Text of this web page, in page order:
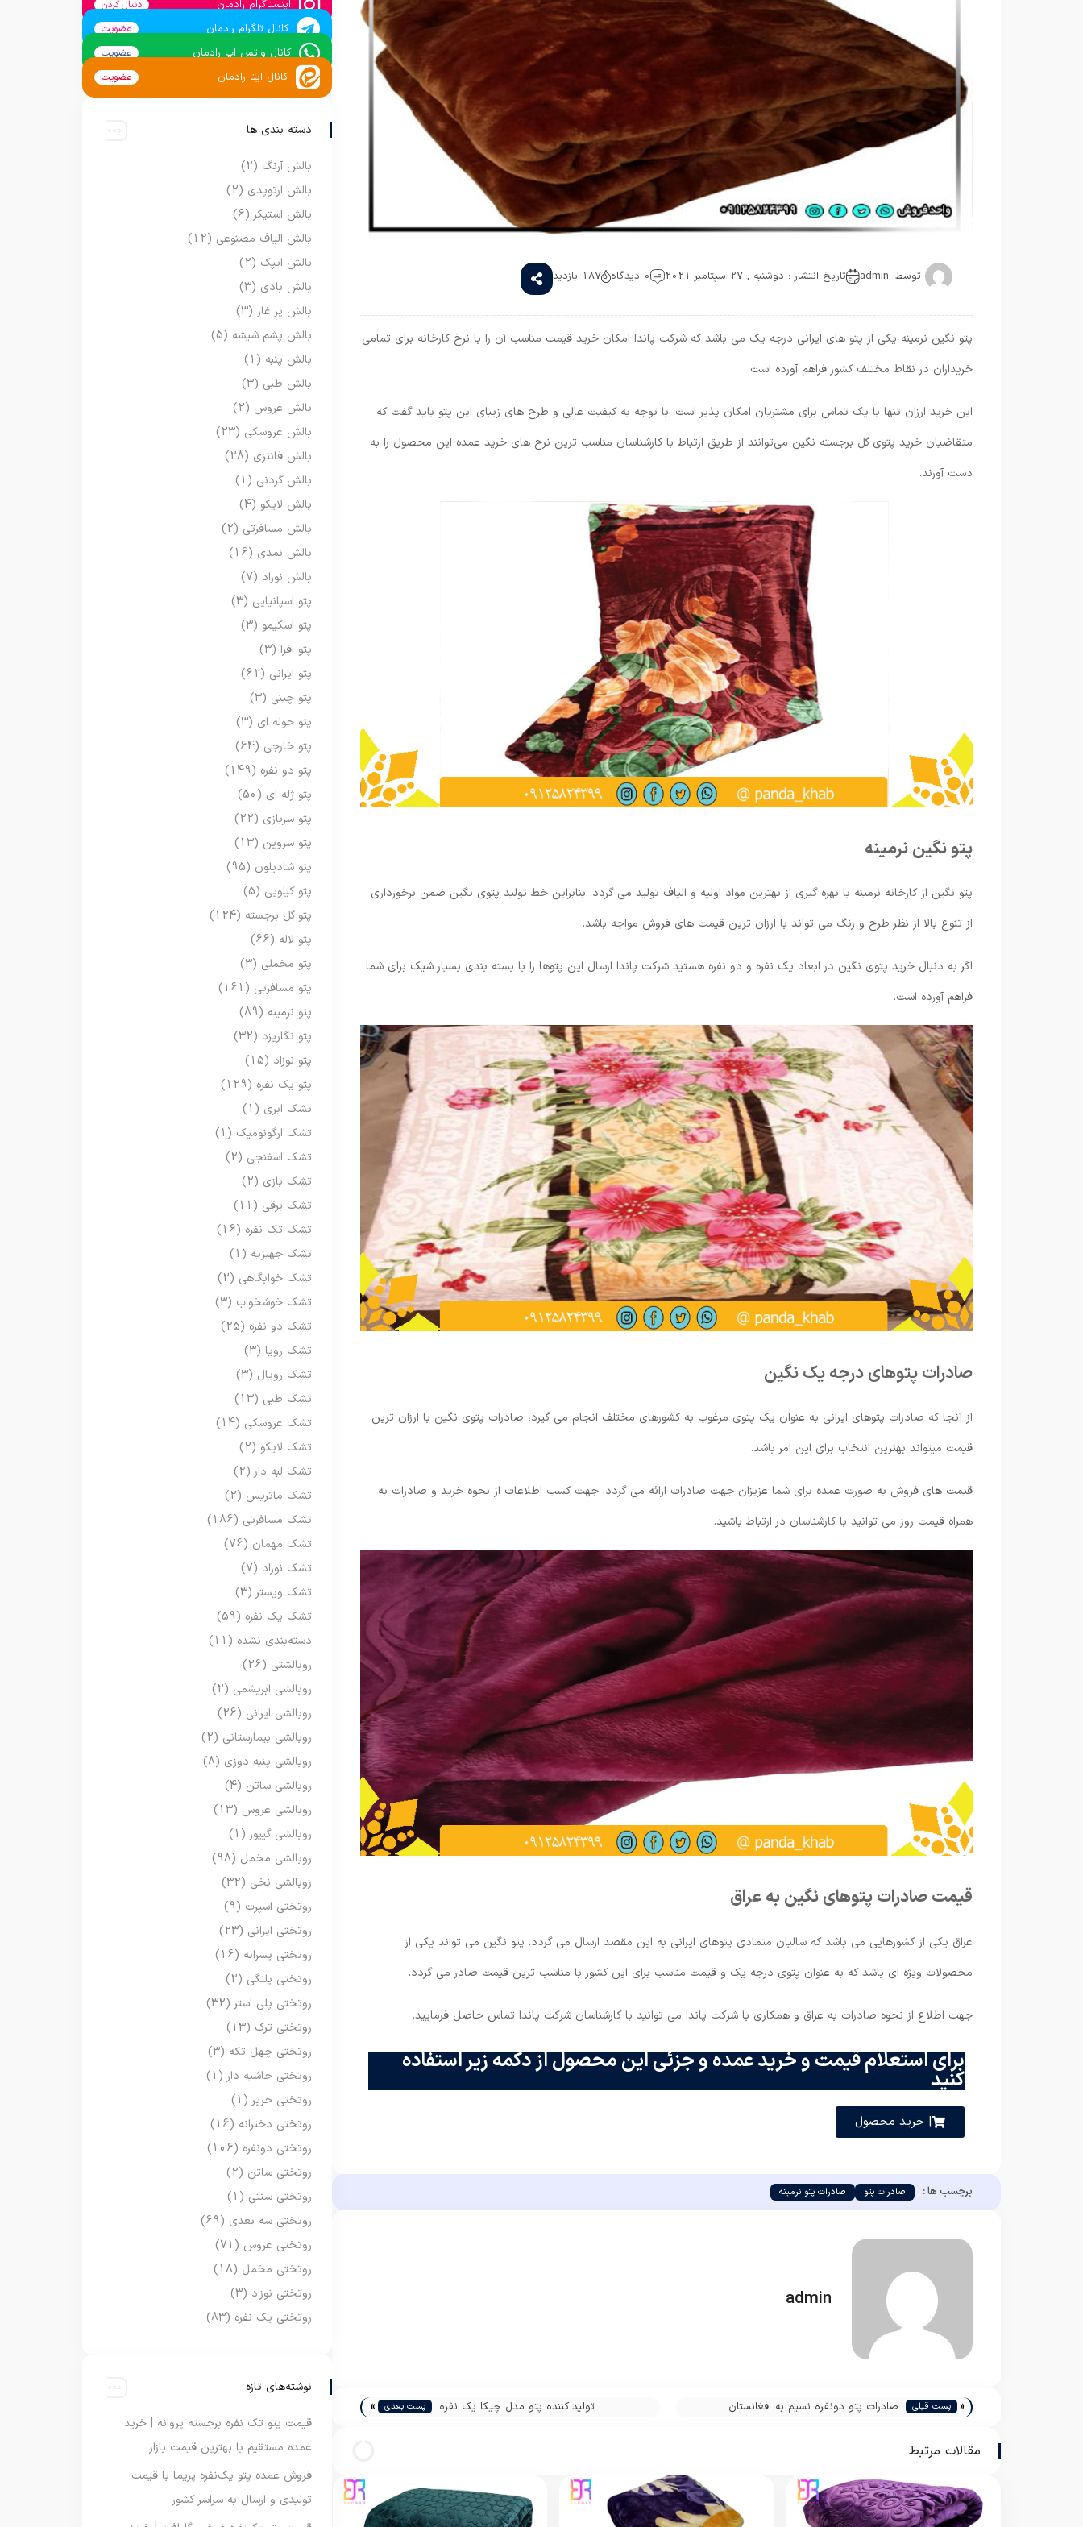
توسط :admin تاریخ انتشار : دوشنبه , 27 سپتامبر 2021 0 دیدگاه 187 بازدید
پتو نگین نرمینه یکی از پتو های ایرانی درجه یک می باشد که شرکت پاندا امکان خرید قیمت مناسب آن را با نرخ کارخانه برای تمامی
خریداران در نقاط مختلف کشور فراهم آورده است.
این خرید ارزان تنها با یک تماس برای مشتریان امکان پذیر است. با توجه به کیفیت عالی و طرح های زیبای این پتو باید گفت که
متقاضیان خرید پتوی گل برجسته نگین می‌توانند از طریق ارتباط با کارشناسان مناسب ترین نرخ های خرید عمده این محصول را به
دست آورند.
پتو نگین نرمینه
پتو نگین از کارخانه نرمینه با بهره گیری از بهترین مواد اولیه و الیاف تولید می گردد. بنابراین خط تولید پتوی نگین ضمن برخورداری
از تنوع بالا از نظر طرح و رنگ می تواند با ارزان ترین قیمت های فروش مواجه باشد.
اگر به دنبال خرید پتوی نگین در ابعاد یک نفره و دو نفره هستید شرکت پاندا ارسال این پتوها را با بسته بندی بسیار شیک برای شما
فراهم آورده است.
صادرات پتوهای درجه یک نگین
از آنجا که صادرات پتوهای ایرانی به عنوان یک پتوی مرغوب به کشورهای مختلف انجام می گیرد، صادرات پتوی نگین با ارزان ترین
قیمت میتواند بهترین انتخاب برای این امر باشد.
قیمت های فروش به صورت عمده برای شما عزیزان جهت صادرات ارائه می گردد. جهت کسب اطلاعات از نحوه خرید و صادرات به
همراه قیمت روز می توانید با کارشناسان در ارتباط باشید.
قیمت صادرات پتوهای نگین به عراق
عراق یکی از کشورهایی می باشد که سالیان متمادی پتوهای ایرانی به این مقصد ارسال می گردد. پتو نگین می تواند یکی از
محصولات ویژه ای باشد که به عنوان پتوی درجه یک و قیمت مناسب برای این کشور با مناسب ترین قیمت صادر می گردد.
جهت اطلاع از نحوه صادرات به عراق و همکاری با شرکت پاندا می توانید با کارشناسان شرکت پاندا تماس حاصل فرمایید.
برای استعلام قیمت و خرید عمده و جزئی این محصول از دکمه زیر استفاده
کنید
| خرید محصول
برچسب ها : صادرات پتو صادرات پتو نرمینه
admin
« پست قبلی صادرات پتو دونفره نسیم به افغانستان تولید کننده پتو مدل چیکا یک نفره پست بعدی »
مقالات مرتبط
اینستاگرام رادمان دنبال کردن
کانال تلگرام رادمان عضویت
کانال واتس اپ رادمان عضویت
کانال ایتا رادمان عضویت
دسته بندی ها
بالش آرنگ (2)
بالش ارتوپدی (2)
بالش استیکر (6)
بالش الیاف مصنوعی (12)
بالش ایپک (2)
بالش بادی (3)
بالش پر غاز (3)
بالش پشم شیشه (5)
بالش پنبه (1)
بالش طبی (3)
بالش عروس (2)
بالش عروسکی (23)
بالش فانتزی (28)
بالش گردنی (1)
بالش لایکو (4)
بالش مسافرتی (2)
بالش نمدی (16)
بالش نوزاد (7)
پتو اسپانیایی (3)
پتو اسکیمو (3)
پتو افرا (3)
پتو ایرانی (61)
پتو چینی (3)
پتو حوله ای (3)
پتو خارجی (64)
پتو دو نفره (149)
پتو ژله ای (50)
پتو سربازی (22)
پتو سروین (13)
پتو شادیلون (95)
پتو کیلویی (5)
پتو گل برجسته (124)
پتو لاله (66)
پتو مخملی (3)
پتو مسافرتی (161)
پتو نرمینه (89)
پتو نگاریزد (32)
پتو نوزاد (15)
پتو یک نفره (129)
تشک ابری (1)
تشک ارگونومیک (1)
تشک اسفنجی (2)
تشک بازی (2)
تشک برقی (11)
تشک تک نفره (16)
تشک جهیزیه (1)
تشک خوابگاهی (2)
تشک خوشخواب (3)
تشک دو نفره (25)
تشک رویا (3)
تشک رویال (3)
تشک طبی (13)
تشک عروسکی (14)
تشک لایکو (2)
تشک لبه دار (2)
تشک ماتریس (2)
تشک مسافرتی (186)
تشک مهمان (76)
تشک نوزاد (7)
تشک ویستر (3)
تشک یک نفره (59)
دسته‌بندی نشده (11)
روبالشتی (26)
روبالشی ابریشمی (2)
روبالشی ایرانی (26)
روبالشی بیمارستانی (2)
روبالشی پنبه دوزی (8)
روبالشی ساتن (4)
روبالشی عروس (13)
روبالشی گیپور (1)
روبالشی مخمل (98)
روبالشی نخی (32)
روتختی اسپرت (9)
روتختی ایرانی (23)
روتختی پسرانه (16)
روتختی پلنگی (2)
روتختی پلی استر (32)
روتختی ترک (13)
روتختی چهل تکه (3)
روتختی حاشیه دار (1)
روتختی حریر (1)
روتختی دخترانه (16)
روتختی دونفره (106)
روتختی ساتن (2)
روتختی سنتی (1)
روتختی سه بعدی (69)
روتختی عروس (71)
روتختی مخمل (18)
روتختی نوزاد (3)
روتختی یک نفره (83)
نوشته‌های تازه
قیمت پتو تک نفره برجسته پروانه | خرید
عمده مستقیم با بهترین قیمت بازار
فروش عمده پتو یک‌نفره پریما با قیمت
تولیدی و ارسال به سراسر کشور